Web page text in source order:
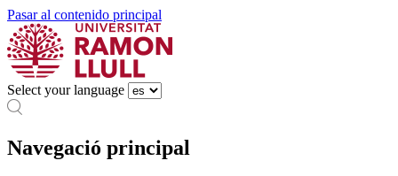
Pasar al contenido principal
Select your language
Navegació principal